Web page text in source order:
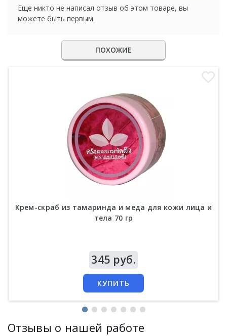
Еще никто не написал отзыв об этом товаре, вы
можете быть первым.
ПОХОЖИЕ
Крем-скраб из тамаринда и меда для кожи лица и
тела 70 гр
345 руб.
КУПИТЬ
Отзывы о нашей работе